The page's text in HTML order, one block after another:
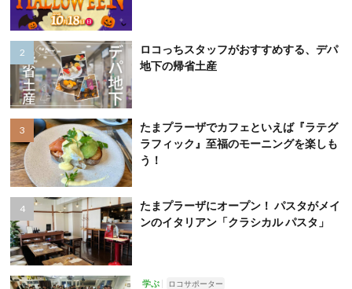
ロコっちスタッフがおすすめする、デパ
地下の帰省土産
たまプラーザでカフェといえば『ラテグ
ラフィック』至福のモーニングを楽しも
う！
たまプラーザにオープン！ パスタがメイ
ンのイタリアン「クラシカル パスタ」
学ぶ ロコサポーター